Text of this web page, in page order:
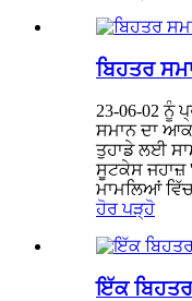
ਬਿਹਤਰ
23-06-02 ਨੂੰ
ਸਮਾਨ ਦਾ
ਤੁਹਾਡੇ ਲਈ
ਸੂਟਕੇਸ ਜਹਾਜ਼
ਮਾਮਲਿਆਂ
ਹੋਰ ਪੜ੍ਹੋ
ਇੱਕ ਬਿਹਤਰ